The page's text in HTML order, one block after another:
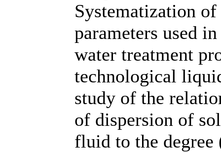
Systematization
parameters used
water treatment
technological
study of the
of dispersion of
fluid to the degree